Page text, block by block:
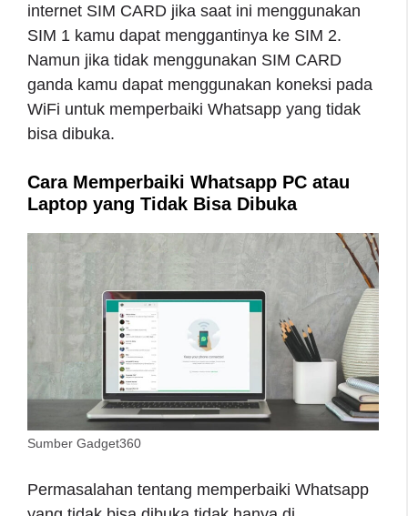
internet SIM CARD jika saat ini menggunakan
SIM 1 kamu dapat menggantinya ke SIM 2.
Namun jika tidak menggunakan SIM CARD
ganda kamu dapat menggunakan koneksi pada
WiFi untuk memperbaiki Whatsapp yang tidak
bisa dibuka.
Cara Memperbaiki Whatsapp PC atau
Laptop yang Tidak Bisa Dibuka
Sumber Gadget360
Permasalahan tentang memperbaiki Whatsapp